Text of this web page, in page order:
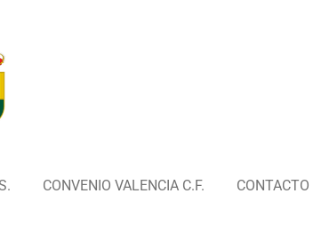
CONVENIO VALENCIA C.F. CONTACTO